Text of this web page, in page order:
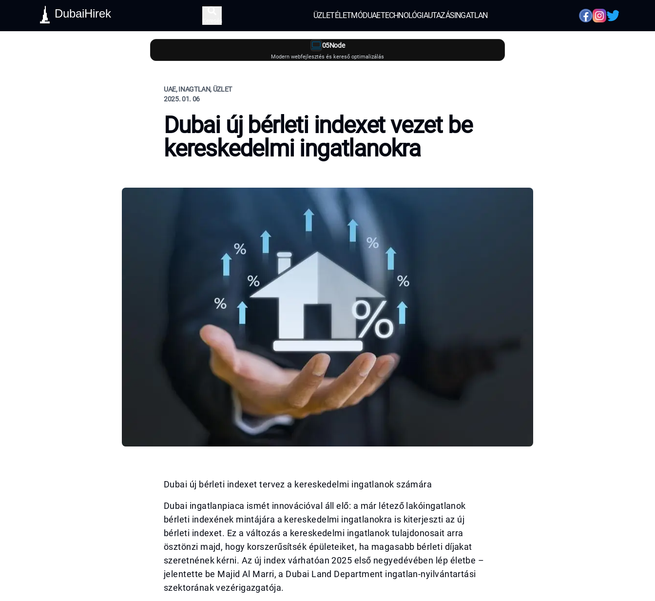
DubaiHirek
Keresés
ÜZLETÉLETMÓDUAETECHNOLÓGIAUTAZÁSINGATLAN
05Node
Modern webfejlesztés és kereső optimalizálás
UAE, INAGTLAN, ÜZLET
2025. 01. 06
Dubai új bérleti indexet vezet be
kereskedelmi ingatlanokra
Dubai új bérleti indexet tervez a kereskedelmi ingatlanok számára
Dubai ingatlanpiaca ismét innovációval áll elő: a már létező lakóingatlanok
bérleti indexének mintájára a kereskedelmi ingatlanokra is kiterjeszti az új
bérleti indexet. Ez a változás a kereskedelmi ingatlanok tulajdonosait arra
ösztönzi majd, hogy korszerűsítsék épületeiket, ha magasabb bérleti díjakat
szeretnének kérni. Az új index várhatóan 2025 első negyedévében lép életbe –
jelentette be Majid Al Marri, a Dubai Land Department ingatlan-nyilvántartási
szektorának vezérigazgatója.